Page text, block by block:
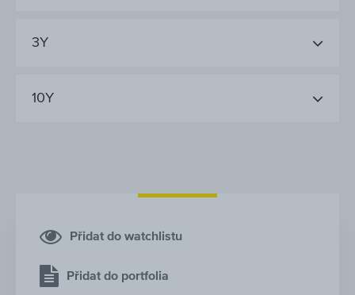
3Y
10Y
Přidat do watchlistu
Přidat do portfolia